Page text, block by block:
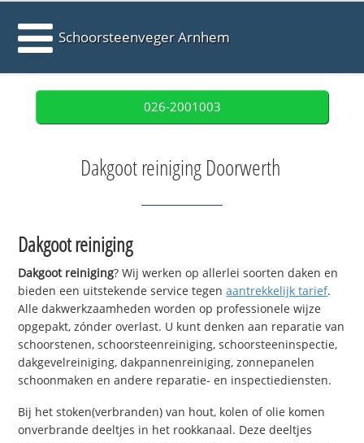
Schoorsteenveger Arnhem
026-2001003
Dakgoot reiniging Doorwerth
Dakgoot reiniging
Dakgoot reiniging? Wij werken op allerlei soorten daken en
bieden een uitstekende service tegenaantrekkelijk tarief.
Alle dakwerkzaamheden worden op professionele wijze
opgepakt, zónder overlast. U kunt denken aan reparatie van
schoorstenen, schoorsteenreiniging, schoorsteeninspectie,
dakgevelreiniging, dakpannenreiniging, zonnepanelen
schoonmaken en andere reparatie- en inspectiediensten.
Bij het stoken(verbranden) van hout, kolen of olie komen
onverbrande deeltjes in het rookkanaal. Deze deeltjes